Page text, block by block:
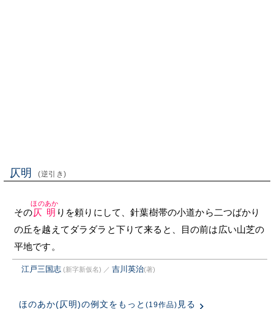
仄明 (逆引き)
その仄明
ほのあか
りを頼りにして、針葉樹帯の小道から二つばかり
の丘を越えてダラダラと下りて来ると、目の前は広い山芝の
平地です。
江戸三国志 (新字新仮名) ／ 吉川英治(著)
ほのあか(仄明)の例文をもっと (19作品) 見る